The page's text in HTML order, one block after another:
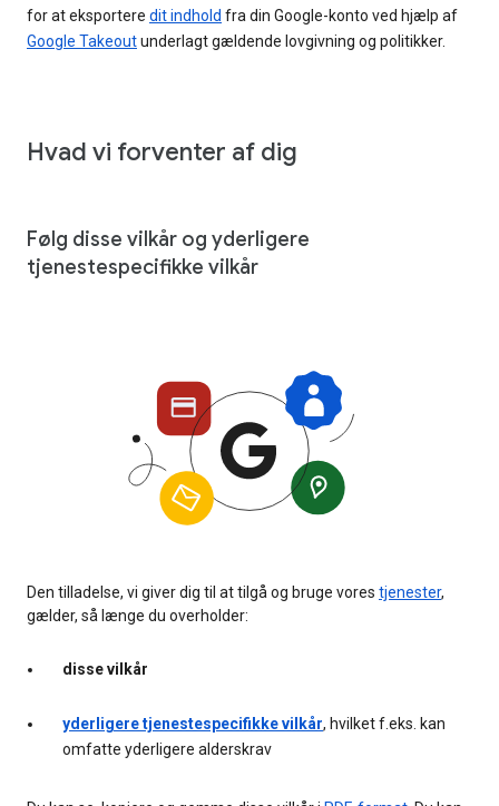
for at eksportere dit indhold fra din Google-konto ved hjælp af
Google Takeoutunderlagt gældende lovgivning og politikker.
Hvad vi forventer af dig
Følg disse vilkår og yderligere
tjenestespecifikke vilkår
Den tilladelse, vi giver dig til at tilgå og bruge vores tjenester,
gælder, så længe du overholder:
disse vilkår
yderligere tjenestespecifikke vilkår, hvilket f.eks. kan
omfatte yderligere alderskrav